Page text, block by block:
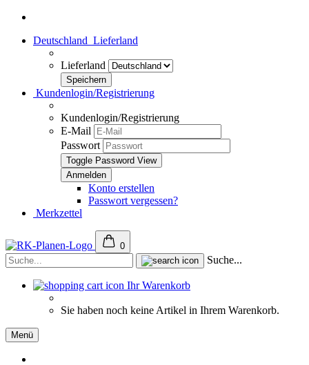
Deutschland Lieferland
Lieferland
Kundenlogin/Registrierung
Kundenlogin/Registrierung
E-Mail
Passwort
Toggle Password View
Konto erstellen
Passwort vergessen?
Merkzettel
0
Suche...
Ihr Warenkorb
Sie haben noch keine Artikel in Ihrem Warenkorb.
Menü